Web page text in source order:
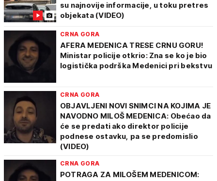
su najnovije informacije, u toku pretres
objekata (VIDEO)
CRNA GORA
AFERA MEDENICA TRESE CRNU GORU!
Ministar policije otkrio: Zna se ko je bio
logistička podrška Medenici pri bekstvu
CRNA GORA
OBJAVLJENI NOVI SNIMCI NA KOJIMA JE
NAVODNO MILOŠ MEDENICA: Obećao da
će se predati ako direktor policije
podnese ostavku, pa se predomislio
(VIDEO)
CRNA GORA
POTRAGA ZA MILOŠEM MEDENICOM: